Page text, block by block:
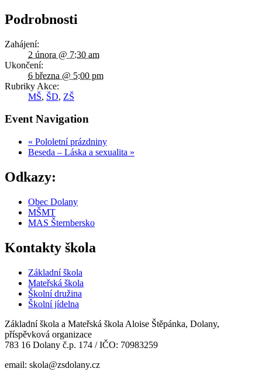
Podrobnosti
Zahájení:
2 února @ 7:30 am
Ukončení:
6 března @ 5:00 pm
Rubriky Akce:
MŠ, ŠD, ZŠ
Event Navigation
« Pololetní prázdniny
Beseda – Láska a sexualita »
Odkazy:
Obec Dolany
MŠMT
MAS Šternbersko
Kontakty škola
Základní škola
Mateřská škola
Školní družina
Školní jídelna
Základní škola a Mateřská škola Aloise Štěpánka, Dolany,
příspěvková organizace
783 16 Dolany č.p. 174 / IČO: 70983259
email: skola@zsdolany.cz